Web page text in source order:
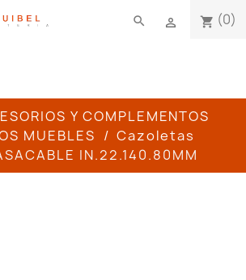
shopping_cart (0)

search
Y COMPLEMENTOS
MUEBLES
Cazoletas
IN.22.140.80MM